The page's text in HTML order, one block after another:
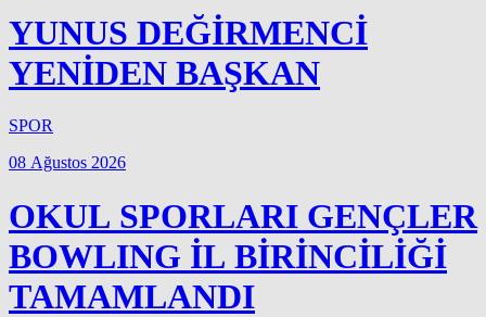
YUNUS DEĞİRMENCİ
YENİDEN BAŞKAN
SPOR
08 Ağustos 2026
OKUL SPORLARI GENÇLER
BOWLING İL BİRİNCİLİĞİ
TAMAMLANDI